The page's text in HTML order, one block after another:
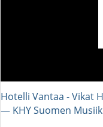
Hotelli Vantaa - Vikat
― KHY Suomen